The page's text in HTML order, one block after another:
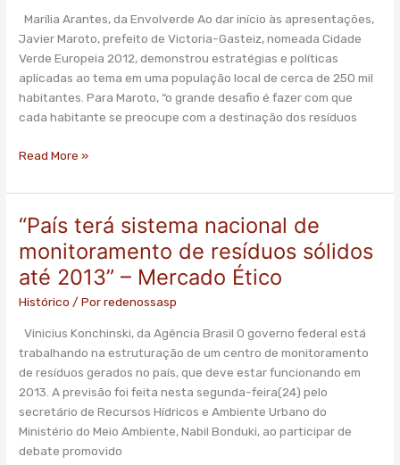
Marília Arantes, da Envolverde Ao dar início às apresentações,
Javier Maroto, prefeito de Victoria-Gasteiz, nomeada Cidade
Verde Europeia 2012, demonstrou estratégias e políticas
aplicadas ao tema em uma população local de cerca de 250 mil
habitantes. Para Maroto, “o grande desafio é fazer com que
cada habitante se preocupe com a destinação dos resíduos
Read More »
“País terá sistema nacional de
monitoramento de resíduos sólidos
até 2013” – Mercado Ético
Histórico / Porredenossasp
Vinicius Konchinski, da Agência Brasil O governo federal está
trabalhando na estruturação de um centro de monitoramento
de resíduos gerados no país, que deve estar funcionando em
2013. A previsão foi feita nesta segunda-feira(24) pelo
secretário de Recursos Hídricos e Ambiente Urbano do
Ministério do Meio Ambiente, Nabil Bonduki, ao participar de
debate promovido
“País
sistema
nacional
de
de
resíduos
sólidos
até
2013”
–
Mercado